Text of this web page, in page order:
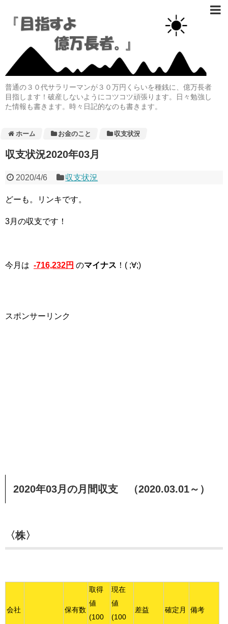
普通の３０代サラリーマンが３０万円くらいを種銭に、億万長者
目指します！破産しないようにコツコツ頑張ります。日々勉強し
た情報も書きます。時々日記的なのも書きます。
ホーム お金のこと 収支状況
収支状況2020年03月
2020/4/6 収支状況
どーも。リンキです。
3月の収支です！
今月は -716,232円 のマイナス ！( ;∀;)
スポンサーリンク
2020年03月の月間収支 （2020.03.01～）
〈株〉
会社 保有数
取得
値
(100
現在
値
(100
差益 確定月 備考